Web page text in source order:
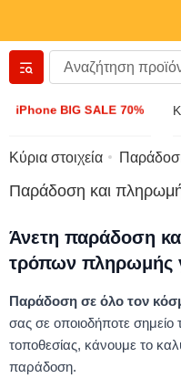
iPhone BIG SALE 70%
Вернуться назад
Εξαρτήματα
Γυαλιά ηλίου
Κοσμήματα
Ρολόι χειρός
Κύρια στοιχεία
Παράδοση και
Άνετη παράδοση
τρόπων πληρωμής
Παράδοση σε όλο τον
σας σε οποιοδήποτε
τοποθεσίας, κάνουμε το
παράδοση.